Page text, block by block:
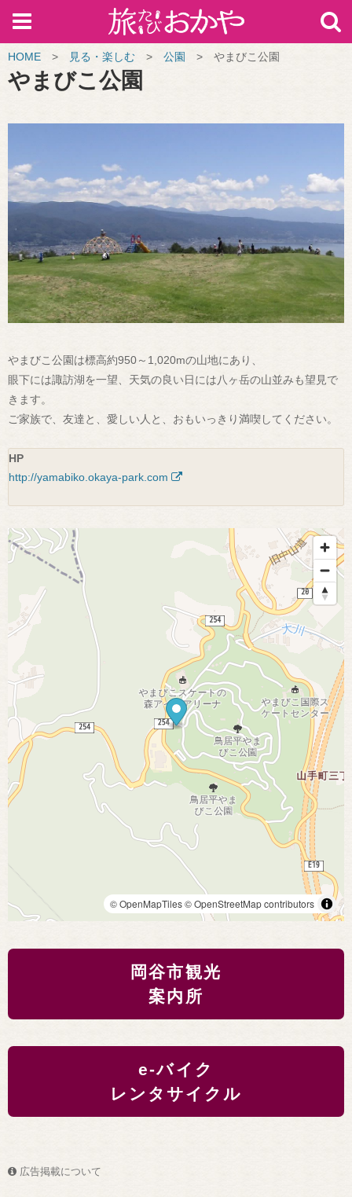
HOME > 見る・楽しむ > 公園 > やまびこ公園
やまびこ公園
やまびこ公園は標高約950～1,020mの山地にあり、
眼下には諏訪湖を一望、天気の良い日には八ヶ岳の山並みも望見で
きます。
ご家族で、友達と、愛しい人と、おもいっきり満喫してください。
HP
http://yamabiko.okaya-park.com
© OpenMapTiles© OpenStreetMap contributors
岡谷市観光
案内所
e-バイク
レンタサイクル
広告掲載について